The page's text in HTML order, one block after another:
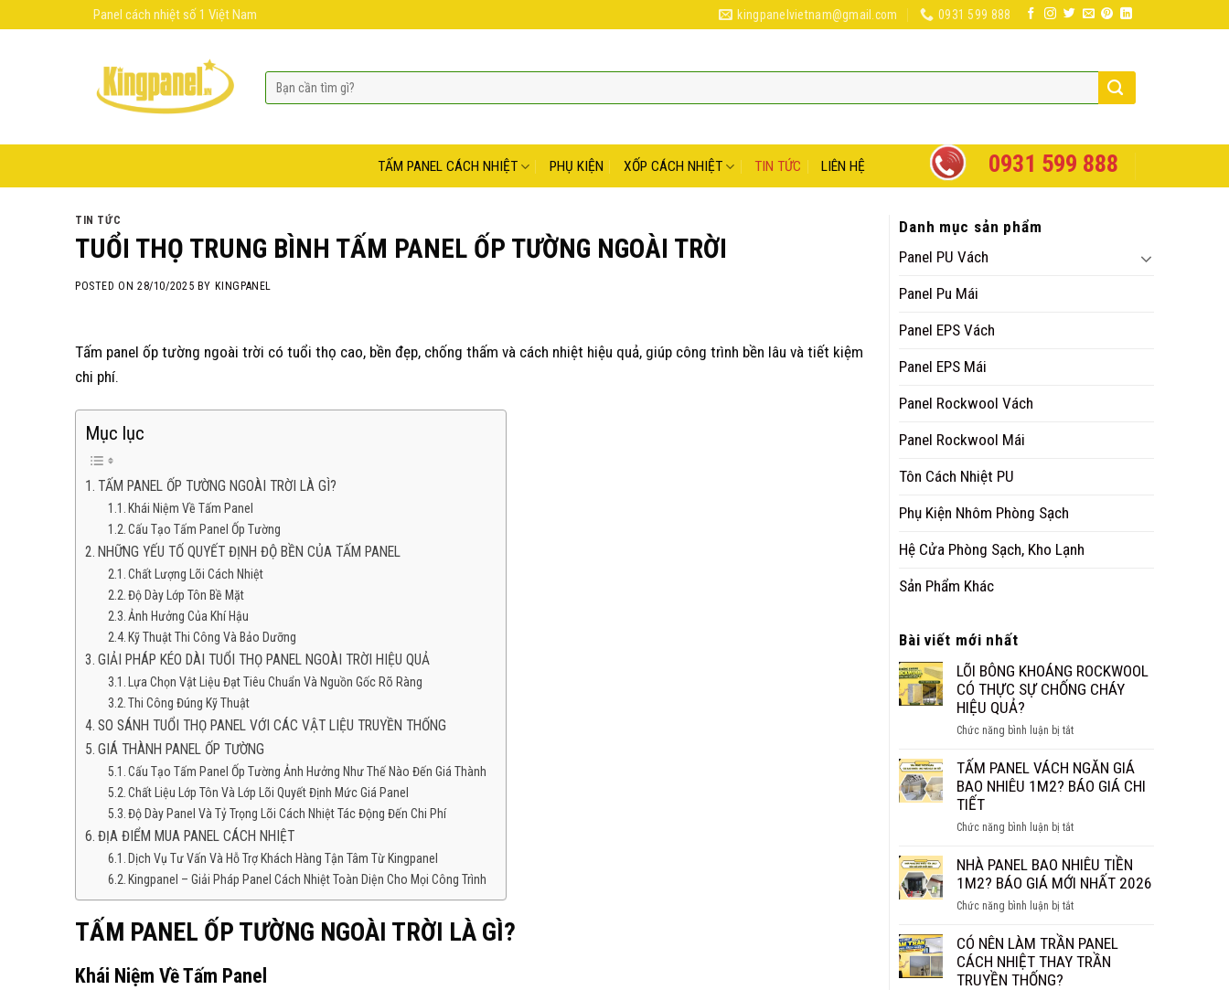
Panel cách nhiệt số 1 Việt Nam kingpanelvietnam@gmail.com 0931 599 888
TẤM PANEL CÁCH NHIỆT PHỤ KIỆN XỐP CÁCH NHIỆT TIN TỨC LIÊN HỆ 0931 599 888
TIN TỨC
TUỔI THỌ TRUNG BÌNH TẤM PANEL ỐP TƯỜNG NGOÀI TRỜI
POSTED ON28/10/2025 BY KINGPANEL
Tấm panel ốp tường ngoài trời có tuổi thọ cao, bền đẹp, chống thấm và cách nhiệt hiệu quả, giúp công trình bền lâu và tiết kiệm
chi phí.
Mục lục
TẤM PANEL ỐP TƯỜNG NGOÀI TRỜI LÀ GÌ?
Khái Niệm Về Tấm Panel
Cấu Tạo Tấm Panel Ốp Tường
NHỮNG YẾU TỐ QUYẾT ĐỊNH ĐỘ BỀN CỦA TẤM PANEL
Chất Lượng Lõi Cách Nhiệt
Độ Dày Lớp Tôn Bề Mặt
Ảnh Hưởng Của Khí Hậu
Kỹ Thuật Thi Công Và Bảo Dưỡng
GIẢI PHÁP KÉO DÀI TUỔI THỌ PANEL NGOÀI TRỜI HIỆU QUẢ
Lựa Chọn Vật Liệu Đạt Tiêu Chuẩn Và Nguồn Gốc Rõ Ràng
Thi Công Đúng Kỹ Thuật
SO SÁNH TUỔI THỌ PANEL VỚI CÁC VẬT LIỆU TRUYỀN THỐNG
GIÁ THÀNH PANEL ỐP TƯỜNG
Cấu Tạo Tấm Panel Ốp Tường Ảnh Hưởng Như Thế Nào Đến Giá Thành
Chất Liệu Lớp Tôn Và Lớp Lõi Quyết Định Mức Giá Panel
Độ Dày Panel Và Tỷ Trọng Lõi Cách Nhiệt Tác Động Đến Chi Phí
ĐỊA ĐIỂM MUA PANEL CÁCH NHIỆT
Dịch Vụ Tư Vấn Và Hỗ Trợ Khách Hàng Tận Tâm Từ Kingpanel
Kingpanel – Giải Pháp Panel Cách Nhiệt Toàn Diện Cho Mọi Công Trình
TẤM PANEL ỐP TƯỜNG NGOÀI TRỜI LÀ GÌ?
Khái Niệm Về Tấm Panel
Danh mục sản phẩm
Panel PU Vách
Panel Pu Mái
Panel EPS Vách
Panel EPS Mái
Panel Rockwool Vách
Panel Rockwool Mái
Tôn Cách Nhiệt PU
Phụ Kiện Nhôm Phòng Sạch
Hệ Cửa Phòng Sạch, Kho Lạnh
Sản Phẩm Khác
Bài viết mới nhất
LÕI BÔNG KHOÁNG ROCKWOOL
CÓ THỰC SỰ CHỐNG CHÁY
HIỆU QUẢ?
Chức năng bình luận bị tắtở
BÔNG
KHOÁNG
THỰC
CHỐNG
CHÁY
HIỆU
TẤM PANEL VÁCH NGĂN GIÁ
BAO NHIÊU 1M2? BÁO GIÁ CHI
TIẾT
Chức năng bình luận bị tắtở
PANEL
VÁCH
GIÁ
NHIÊU
1M2?
NHÀ PANEL BAO NHIÊU TIỀN
1M2? BÁO GIÁ MỚI NHẤT 2026
Chức năng bình luận bị tắtở
PANEL
BAO
CÓ NÊN LÀM TRẦN PANEL
CÁCH NHIỆT THAY TRẦN
TRUYỀN THỐNG?